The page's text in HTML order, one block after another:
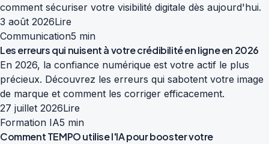
comment sécuriser votre visibilité digitale dès aujourd'hui.
3 août 2026Lire
Communication5 min
Les erreurs qui nuisent à votre crédibilité en ligne en 2026
En 2026, la confiance numérique est votre actif le plus
précieux. Découvrez les erreurs qui sabotent votre image
de marque et comment les corriger efficacement.
27 juillet 2026Lire
Formation IA5 min
Comment TEMPO utilise l'IA pour booster votre